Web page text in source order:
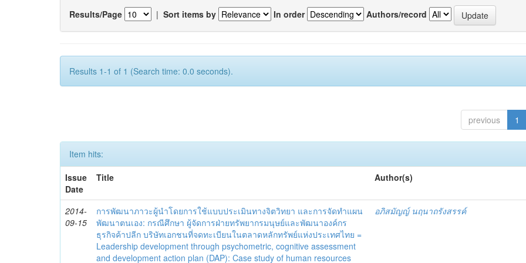
Results/Page | Sort items by In order Authors/record
Results 1-1 of 1 (Search time: 0.0 seconds).
previous 1
Item hits:
Issue
Date
Title Author(s)
2014-
09-15
การพัฒนาภาวะผู้นำโดยการใช้แบบประเมินทางจิตวิทยา และการจัดทำแผน
พัฒนาตนเอง: กรณีศึกษา ผู้จัดการฝ่ายทรัพยากรมนุษย์และพัฒนาองค์กร
ธุรกิจค้าปลีก บริษัทเอกชนที่จดทะเบียนในตลาดหลักทรัพย์แห่งประเทศไทย =
Leadership development through psychometric, cognitive assessment
and development action plan (DAP): Case study of human resources
อภิสมัญญ์ นฤนาถรังสรรค์